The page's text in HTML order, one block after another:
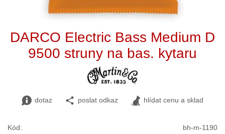
DARCO Electric Bass Medium D
9500 struny na bas. kytaru
dotaz poslat odkaz hlídat cenu a sklad
Kód:
bh-m-1190